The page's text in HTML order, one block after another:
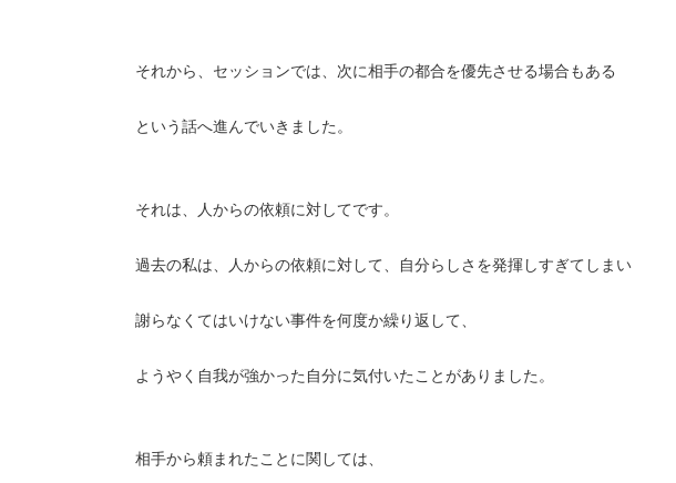
それから、セッションでは、次に相手の都合を優先させる場合もある
という話へ進んでいきました。
それは、人からの依頼に対してです。
過去の私は、人からの依頼に対して、自分らしさを発揮しすぎてしまい
謝らなくてはいけない事件を何度か繰り返して、
ようやく自我が強かった自分に気付いたことがありました。
相手から頼まれたことに関しては、